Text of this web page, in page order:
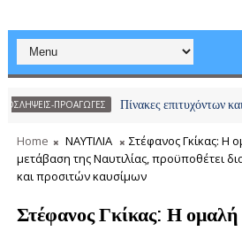
ΠΡΟΑΓΩΓΕΣ Πίνακες επιτυχόντων και
Home ΝΑΥΤΙΛΙΑ
Στέφανος Γκίκας: Η
μετάβαση της Ναυτιλίας, προϋποθέτει
και προσιτών καυσίμων
Στέφανος Γκίκας: Η ομαλή